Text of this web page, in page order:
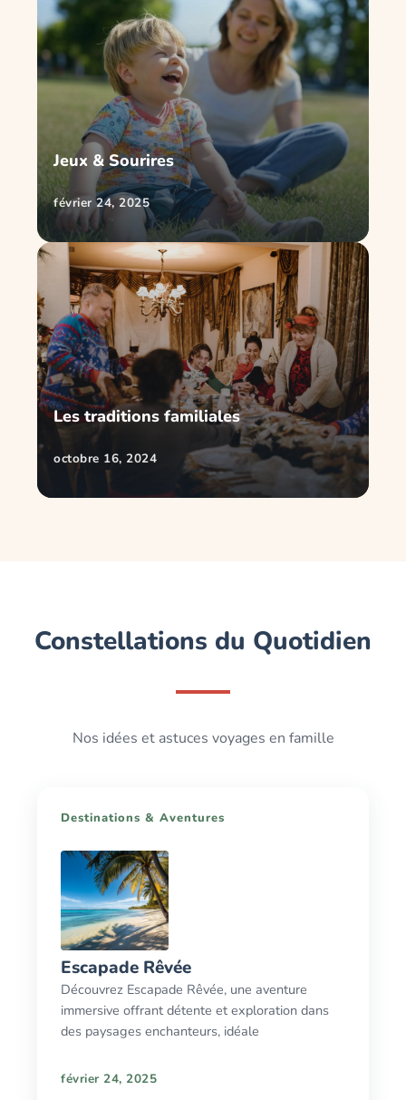
Jeux & Sourires
février 24, 2025
Les traditions familiales
octobre 16, 2024
Constellations du Quotidien
Nos idées et astuces voyages en famille
Destinations & Aventures
Escapade Rêvée
Découvrez Escapade Rêvée, une aventure
immersive offrant détente et exploration dans
des paysages enchanteurs, idéale
février 24, 2025